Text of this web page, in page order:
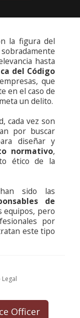
la figura del
hasta
del Código
que
en el caso de
un delito.
cada vez son
por buscar
diseñar y
normativo,
ético de la
sido las
de
equipos, pero
por
este tipo
Officer